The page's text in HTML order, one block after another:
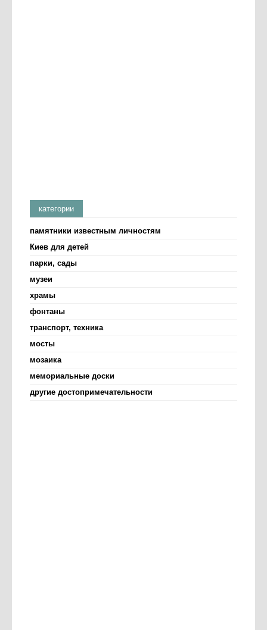
категории
памятники известным личностям
Киев для детей
парки, сады
музеи
храмы
фонтаны
транспорт, техника
мосты
мозаика
мемориальные доски
другие достопримечательности